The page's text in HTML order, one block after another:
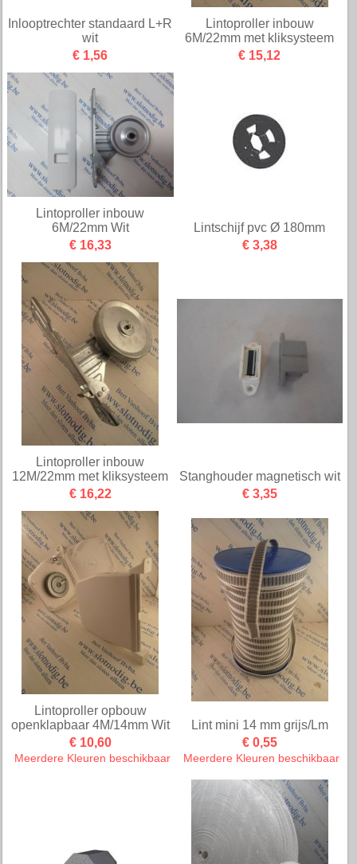
Inlooptrechter standaard L+R
wit
€ 1,56
Lintoproller inbouw
6M/22mm met kliksysteem
€ 15,12
Lintoproller inbouw
6M/22mm Wit
€ 16,33
Lintschijf pvc Ø 180mm
€ 3,38
Lintoproller inbouw
12M/22mm met kliksysteem
€ 16,22
Stanghouder magnetisch wit
€ 3,35
Lintoproller opbouw
openklapbaar 4M/14mm Wit
€ 10,60
Meerdere Kleuren beschikbaar
Lint mini 14 mm grijs/Lm
€ 0,55
Meerdere Kleuren beschikbaar